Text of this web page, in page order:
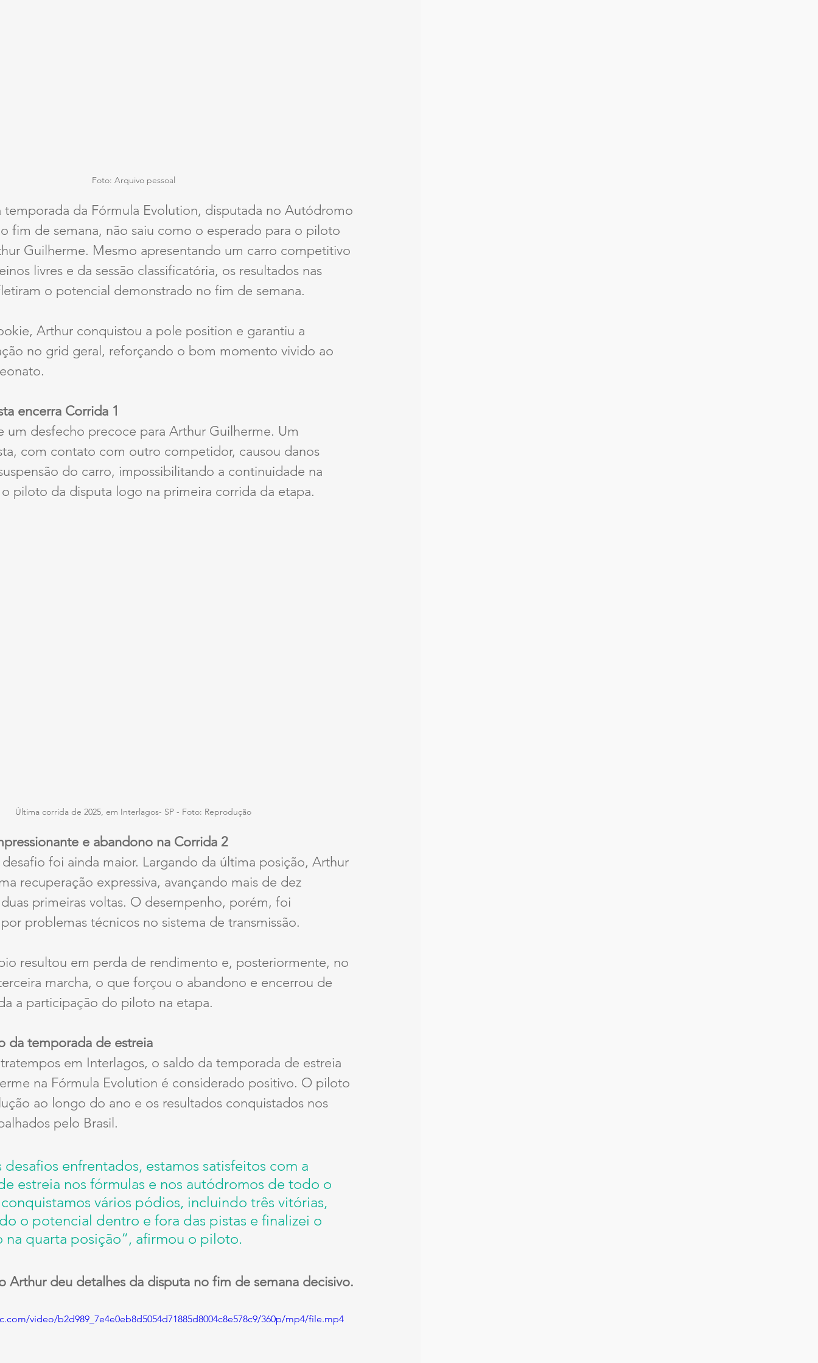
Foto: Arquivo pessoal
temporada da Fórmula Evolution, disputada no Autódromo
fim de semana, não saiu como o esperado para o piloto
Guilherme. Mesmo apresentando um carro competitivo
livres e da sessão classificatória, os resultados nas
o potencial demonstrado no fim de semana.
Arthur conquistou a pole position e garantiu a
no grid geral, reforçando o bom momento vivido ao
encerra Corrida 1
um desfecho precoce para Arthur Guilherme. Um
com contato com outro competidor, causou danos
do carro, impossibilitando a continuidade na
piloto da disputa logo na primeira corrida da etapa.
Última corrida de 2025, em Interlagos- SP - Foto: Reprodução
e abandono na Corrida 2
foi ainda maior. Largando da última posição, Arthur
recuperação expressiva, avançando mais de dez
primeiras voltas. O desempenho, porém, foi
problemas técnicos no sistema de transmissão.
resultou em perda de rendimento e, posteriormente, no
marcha, o que forçou o abandono e encerrou de
a participação do piloto na etapa.
da temporada de estreia
em Interlagos, o saldo da temporada de estreia
na Fórmula Evolution é considerado positivo. O piloto
ao longo do ano e os resultados conquistados nos
pelo Brasil.
desafios enfrentados, estamos satisfeitos com a
estreia nos fórmulas e nos autódromos de todo o
vários pódios, incluindo três vitórias,
o potencial dentro e fora das pistas e finalizei o
na quarta posição”, afirmou o piloto.
Arthur deu detalhes da disputa no fim de semana decisivo.
video/b2d989_7e4e0eb8d5054d71885d8004c8e578c9/360p/mp4/file.mp4